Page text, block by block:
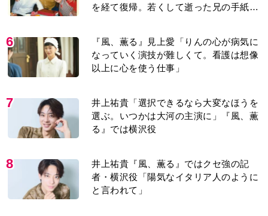
を経て復帰。若くして逝った兄の手紙を
6
『風、薫る』見上愛「りんの心が病気に
なっていく演技が難しくて。看護は想像
以上に心を使う仕事」
7
井上祐貴「選択できるなら大変なほうを
選ぶ。いつかは大河の主演に」『風、薫
る』では横沢役
8
井上祐貴『風、薫る』ではクセ強の記
者・横沢役「陽気なイタリア人のように
と言われて」